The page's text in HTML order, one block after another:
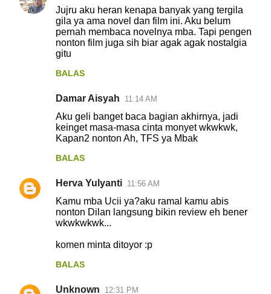
Jujru aku heran kenapa banyak yang tergila
gila ya ama novel dan film ini. Aku belum
pernah membaca novelnya mba. Tapi pengen
nonton film juga sih biar agak agak nostalgia
gitu
BALAS
Damar Aisyah 11:14 AM
Aku geli banget baca bagian akhirnya, jadi
keinget masa-masa cinta monyet wkwkwk,
Kapan2 nonton Ah, TFS ya Mbak
BALAS
Herva Yulyanti 11:56 AM
Kamu mba Ucii ya?aku ramal kamu abis
nonton Dilan langsung bikin review eh bener
wkwkwkwk...
komen minta ditoyor :p
BALAS
Unknown 12:31 PM